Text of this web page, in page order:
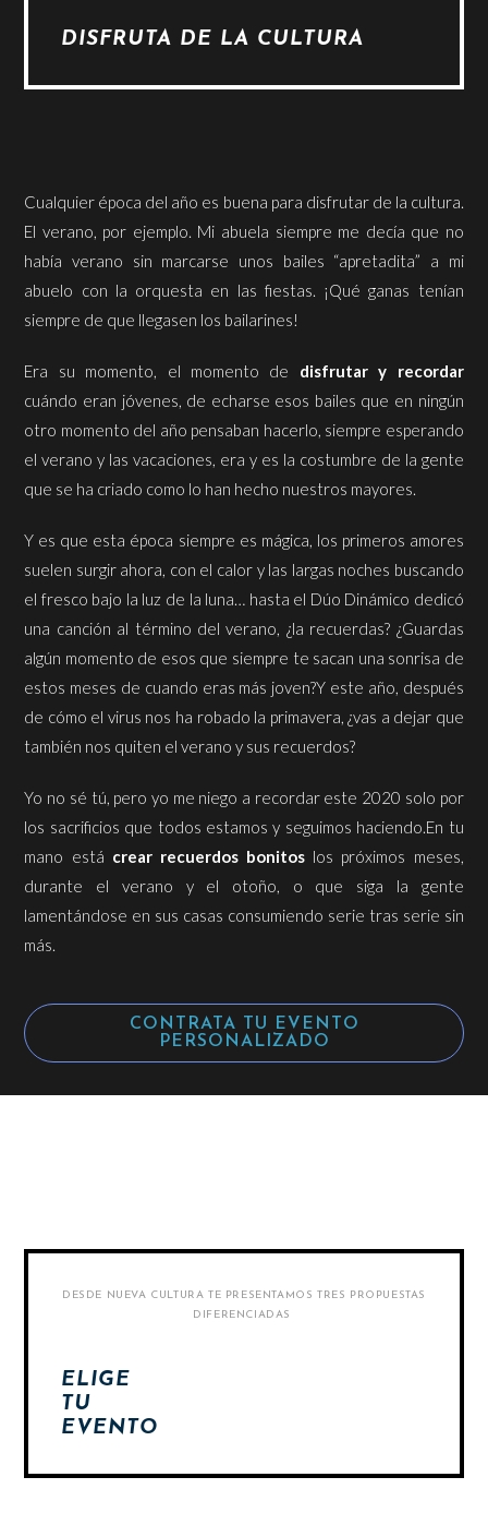
DISFRUTA DE LA CULTURA
Cualquier época del año es buena para disfrutar de la cultura.
El verano, por ejemplo. Mi abuela siempre me decía que no
había verano sin marcarse unos bailes “apretadita” a mi
abuelo con la orquesta en las fiestas. ¡Qué ganas tenían
siempre de que llegasen los bailarines!
Era su momento, el momento de disfrutar y recordar
cuándo eran jóvenes, de echarse esos bailes que en ningún
otro momento del año pensaban hacerlo, siempre esperando
el verano y las vacaciones, era y es la costumbre de la gente
que se ha criado como lo han hecho nuestros mayores.
Y es que esta época siempre es mágica, los primeros amores
suelen surgir ahora, con el calor y las largas noches buscando
el fresco bajo la luz de la luna… hasta el Dúo Dinámico dedicó
una canción al término del verano, ¿la recuerdas? ¿Guardas
algún momento de esos que siempre te sacan una sonrisa de
estos meses de cuando eras más joven?Y este año, después
de cómo el virus nos ha robado la primavera, ¿vas a dejar que
también nos quiten el verano y sus recuerdos?
Yo no sé tú, pero yo me niego a recordar este 2020 solo por
los sacrificios que todos estamos y seguimos haciendo.En tu
mano está crear recuerdos bonitos los próximos meses,
durante el verano y el otoño, o que siga la gente
lamentándose en sus casas consumiendo serie tras serie sin
más.
CONTRATA TU EVENTO
PERSONALIZADO
DESDE NUEVA CULTURA TE PRESENTAMOS TRES PROPUESTAS
DIFERENCIADAS
ELIGE
TU
EVENTO